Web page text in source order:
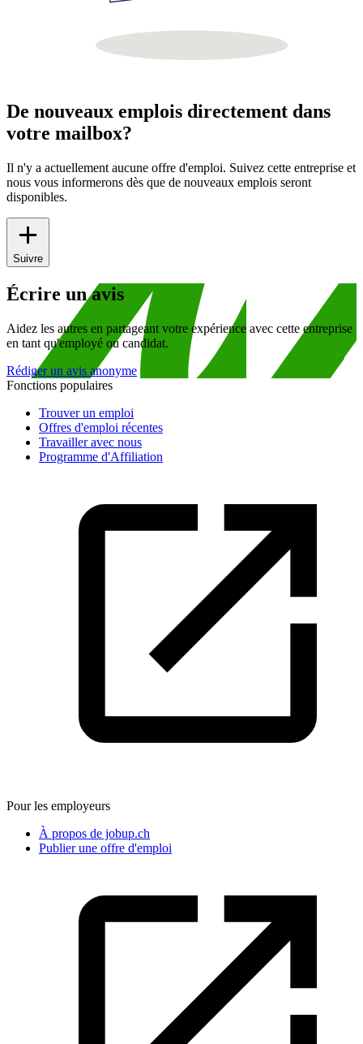
De nouveaux emplois directement dans
votre mailbox?
Il n'y a actuellement aucune offre d'emploi. Suivez cette entreprise et
nous vous informerons dès que de nouveaux emplois seront
disponibles.
Suivre
Écrire un avis
Aidez les autres en partageant votre expérience avec cette entreprise
en tant qu'employé ou candidat.
Rédiger un avis anonyme
Fonctions populaires
Trouver un emploi
Offres d'emploi récentes
Travailler avec nous
Programme d'Affiliation
Pour les employeurs
À propos de jobup.ch
Publier une offre d'emploi